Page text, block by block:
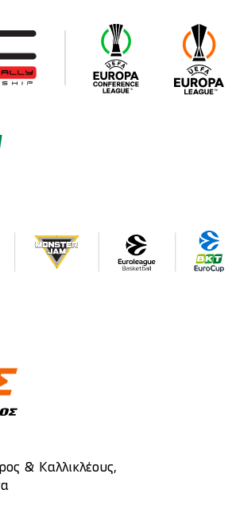
& Καλλικλέους,